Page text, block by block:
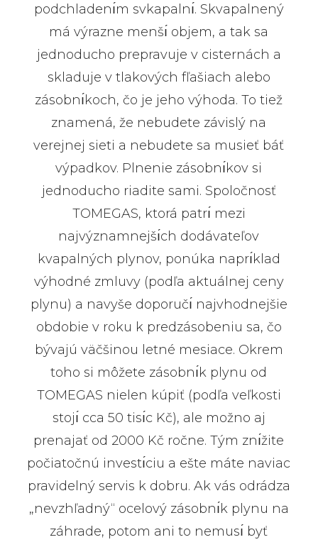
podchladenı́m svkapalnı́. Skvapalnený
má výrazne menšı́ objem, a tak sa
jednoducho prepravuje v cisternách a
skladuje v tlakových fľašiach alebo
zásobnı́koch, čo je jeho výhoda. To tiež
znamená, že nebudete závislý na
verejnej sieti a nebudete sa musieť báť
výpadkov. Plnenie zásobnı́kov si
jednoducho riadite sami. Spoločnosť
TOMEGAS, ktorá patrı́ mezi
najvýznamnejšı́ch dodávateľov
kvapalných plynov, ponúka naprı́klad
výhodné zmluvy (podľa aktuálnej ceny
plynu) a navyše doporučı́ najvhodnejšie
obdobie v roku k predzásobeniu sa, čo
bývajú väčšinou letné mesiace. Okrem
toho si môžete zásobnı́k plynu od
TOMEGAS nielen kúpiť (podľa veľkosti
stojı́ cca 50 tisı́c Kč), ale možno aj
prenajať od 2000 Kč ročne. Tým znı́žite
počiatočnú investı́ciu a ešte máte naviac
pravidelný servis k dobru. Ak vás odrádza
„nevzhľadný“ ocelový zásobnı́k plynu na
záhrade, potom ani to nemusı́ byť